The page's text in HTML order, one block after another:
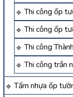
Thi công ốp
Thi công ốp
Thi công
Thi công trần
Tấm nhựa ốp